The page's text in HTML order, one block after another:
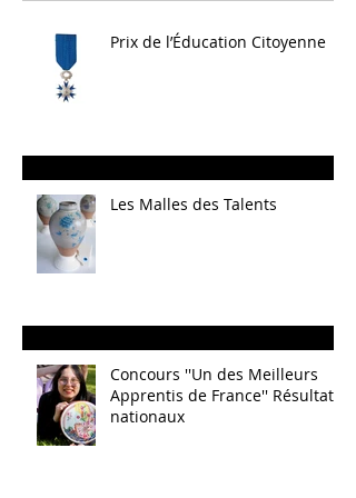
Prix de l’Éducation Citoyenne
Les Malles des Talents
Concours ''Un des Meilleurs
Apprentis de France'' Résultats
nationaux